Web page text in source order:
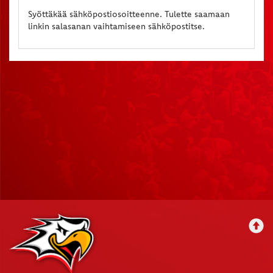
Syöttäkää sähköpostiosoitteenne. Tulette saamaan
linkin salasanan vaihtamiseen sähköpostitse.